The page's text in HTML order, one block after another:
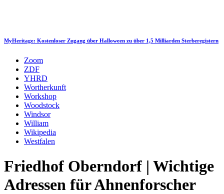
MyHeritage: Kostenloser Zugang über Halloween zu über 1,5 Milliarden Sterberegistern
Zoom
ZDF
YHRD
Wortherkunft
Workshop
Woodstock
Windsor
William
Wikipedia
Westfalen
Friedhof Oberndorf | Wichtige
Adressen für Ahnenforscher